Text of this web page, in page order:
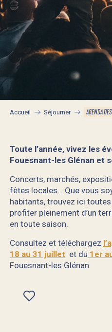
Accueil Séjourner AGENDA
Toute l’année, vivez les
Fouesnant-les Glénan et
Concerts, marchés,
fêtes locales… Que vous
habitants, trouvez ici
profiter pleinement d’un
en toute saison.
Consultez et téléchargez
18 au 31 juillet et du 1er
Fouesnant-les Glénan
Ajouter aux